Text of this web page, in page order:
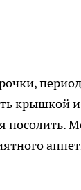
крышкой